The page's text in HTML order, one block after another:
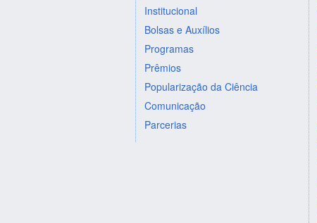
Institucional
Bolsas e Auxílios
Programas
Prêmios
Popularização da Ciência
Comunicação
Parcerias